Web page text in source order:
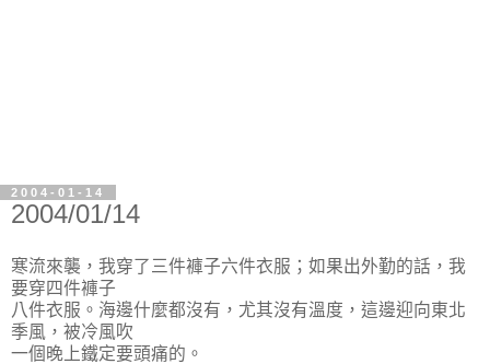
2004-01-14
2004/01/14
寒流來襲，我穿了三件褲子六件衣服；如果出外勤的話，我
要穿四件褲子
八件衣服。海邊什麼都沒有，尤其沒有溫度，這邊迎向東北
季風，被冷風吹
一個晚上鐵定要頭痛的。